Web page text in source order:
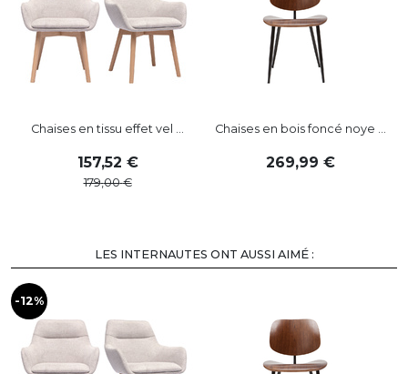
Chaises en tissu effet vel ...
157,52
179,00
Chaises en bois foncé noye ...
269,99
LES INTERNAUTES ONT AUSSI AIMÉ :
-12%